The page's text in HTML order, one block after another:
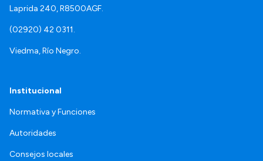
Laprida 240, R8500AGF.
(02920) 42 0311.
Viedma, Río Negro.
Institucional
Normativa y Funciones
Autoridades
Consejos locales